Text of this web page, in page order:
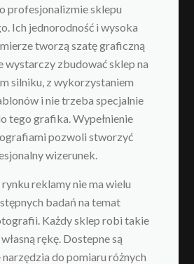
profesjonalizmie sklepu
Ich jednorodność i wysoka
tworzą szatę graficzną
wystarczy zbudować sklep na
silniku, z wykorzystaniem
i nie trzeba specjalnie
tego grafika. Wypełnienie
pozwoli stworzyć
wizerunek.
reklamy nie ma wielu
badań na temat
Każdy sklep robi takie
rękę. Dostepne są
narzędzia do pomiaru różnych